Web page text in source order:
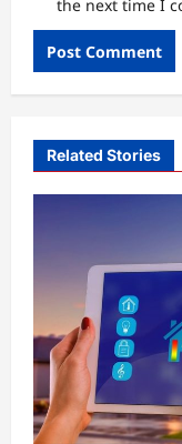
the next time I
Related Stories